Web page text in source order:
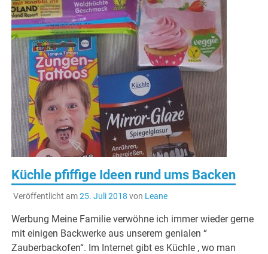
Küchle pfiffige Ideen rund ums Backen
Veröffentlicht am25. Juli 2018 von Leane
Werbung Meine Familie verwöhne ich immer wieder gerne
mit einigen Backwerke aus unserem genialen “
Zauberbackofen“. Im Internet gibt es Küchle , wo man